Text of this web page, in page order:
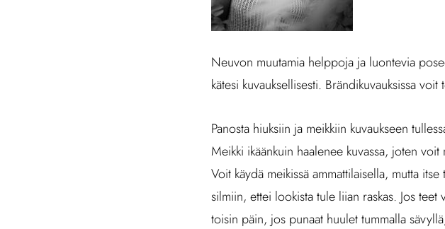
Neuvon muutamia helppoja ja luontevia
kätesi kuvauksellisesti. Brändikuvauksissa
Panosta hiuksiin ja meikkiin kuvaukseen
Meikki ikäänkuin haalenee kuvassa, joten
Voit käydä meikissä ammattilaisella, mutta
silmiin, ettei lookista tule liian raskas. Jos
toisin päin, jos punaat huulet tummalla